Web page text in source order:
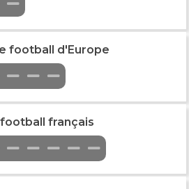
football d'Europe
français